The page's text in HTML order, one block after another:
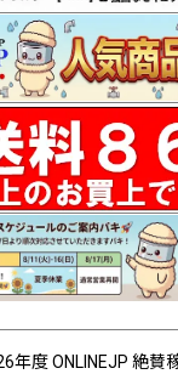
年度 ONLINEJP 絶賛